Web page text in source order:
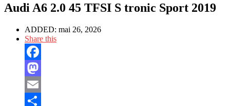
Audi A6 2.0 45 TFSI S tronic Sport 2019
ADDED: mai 26, 2026
Share this
Facebook
Mastodon
Email